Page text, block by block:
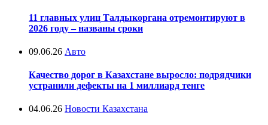
11 главных улиц Талдыкоргана отремонтируют в
2026 году – названы сроки
09.06.26 Авто
Качество дорог в Казахстане выросло: подрядчики
устранили дефекты на 1 миллиард тенге
04.06.26 Новости Казахстана